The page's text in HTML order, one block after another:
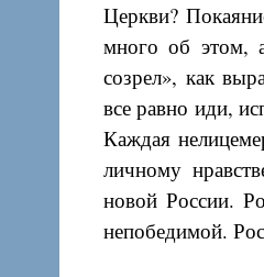
Церкви?
много об этом,
созрел», как
все равно иди,
Каждая
личному
новой России.
непобедимой.